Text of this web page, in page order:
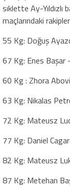
sıklette Ay-
maçlarındaki
55 Kg: Doğuş
67 Kg: Enes Başar
60 Kg : Zhora
63 Kg: Nikalas
72 Kg: Mateusz
77 Kg: Daniel
82 Kg: Mateusz
87 Kg: Metehan